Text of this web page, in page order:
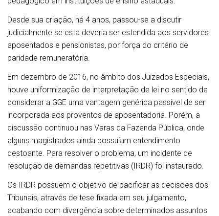
Desde sua criação, há 4 anos, passou-se a discutir
judicialmente se esta deveria ser estendida aos servidores
aposentados e pensionistas, por força do critério de
paridade remuneratória.
Em dezembro de 2016, no âmbito dos Juizados Especiais,
houve uniformização de interpretação de lei no sentido de
considerar a GGE uma vantagem genérica passível de ser
incorporada aos proventos de aposentadoria. Porém, a
discussão continuou nas Varas da Fazenda Pública, onde
alguns magistrados ainda possuíam entendimento
destoante. Para resolver o problema, um incidente de
resolução de demandas repetitivas (IRDR) foi instaurado.
Os IRDR possuem o objetivo de pacificar as decisões dos
Tribunais, através de tese fixada em seu julgamento,
acabando com divergência sobre determinados assuntos